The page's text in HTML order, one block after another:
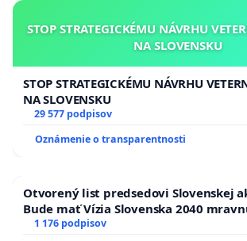
STOP STRATEGICKÉMU NÁVRHU
NA SLOVENSKU
STOP STRATEGICKÉMU NÁVRHU
NA SLOVENSKU
29 577 podpisov
Oznámenie o transparentnosti
Otvorený list predsedovi Slovenskej
Bude mať Vízia Slovenska 2040
1 176 podpisov